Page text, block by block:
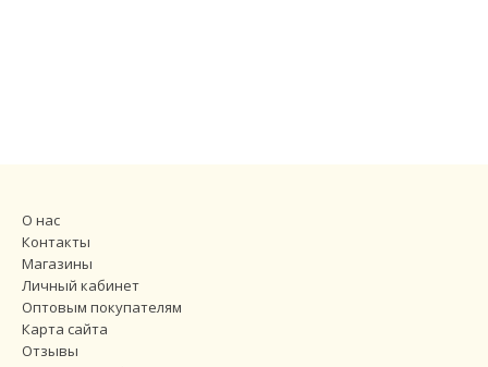
О нас
Контакты
Магазины
Личный кабинет
Оптовым покупателям
Карта сайта
Отзывы